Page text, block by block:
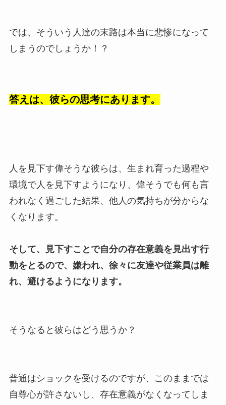
では、そういう人達の末路は本当に悲惨になって
しまうのでしょうか！？
答えは、彼らの思考にあります。
人を見下す偉そうな彼らは、生まれ育った過程や
環境で人を見下すようになり、偉そうでも何も言
われなく過ごした結果、他人の気持ちが分からな
くなります。
そして、見下すことで自分の存在意義を見出す行
動をとるので、嫌われ、徐々に友達や従業員は離
れ、避けるようになります。
そうなると彼らはどう思うか？
普通はショックを受けるのですが、このままでは
自尊心が許さないし、存在意義がなくなってしま